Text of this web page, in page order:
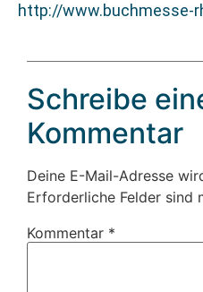
http://www.buchmesse-
Schreibe
Kommentar
Deine E-Mail-Adresse
Erforderliche Felder sind
Kommentar *